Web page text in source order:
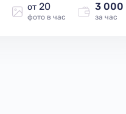
от 20
фото в час
3 000
за час